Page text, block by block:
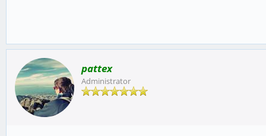
pattex
Administrator